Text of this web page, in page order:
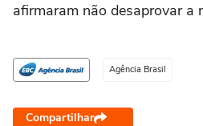
afirmaram não desaprovar a
Agência Brasil
Compartilhar